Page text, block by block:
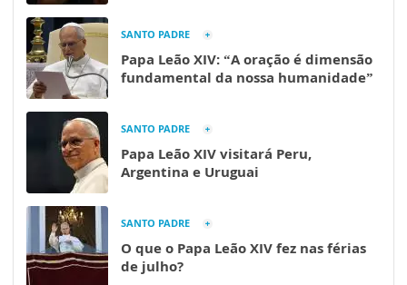
SANTO PADRE
Papa Leão XIV: “A oração é dimensão
fundamental da nossa humanidade”
SANTO PADRE
Papa Leão XIV visitará Peru,
Argentina e Uruguai
SANTO PADRE
O que o Papa Leão XIV fez nas férias
de julho?